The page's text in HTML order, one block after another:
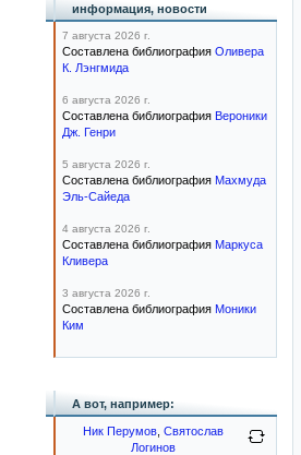
информация, новости
7 августа 2026 г.
Составлена библиография Оливера
К. Лэнгмида
6 августа 2026 г.
Составлена библиография Вероники
Дж. Генри
5 августа 2026 г.
Составлена библиография Махмуда
Эль-Сайеда
4 августа 2026 г.
Составлена библиография Маркуса
Кливера
3 августа 2026 г.
Составлена библиография Моники
Ким
А вот, например:
Ник Перумов, Святослав
Логинов